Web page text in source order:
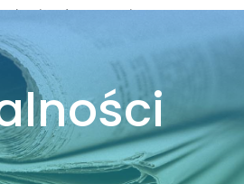
|paź 23, 2024|Bez
,Utrudnienia